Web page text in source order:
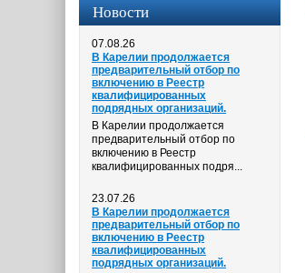
Новости
07.08.26
В Карелии продолжается
предварительный отбор по
включению в Реестр
квалифицированных
подрядных организаций.
В Карелии продолжается
предварительный отбор по
включению в Реестр
квалифицированных подря...
23.07.26
В Карелии продолжается
предварительный отбор по
включению в Реестр
квалифицированных
подрядных организаций.